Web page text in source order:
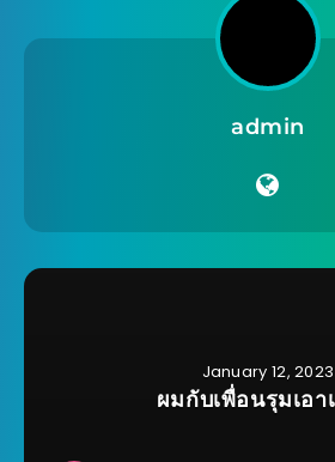
admin
January 12, 2023
ผมกับเพื่อนรุมเอา